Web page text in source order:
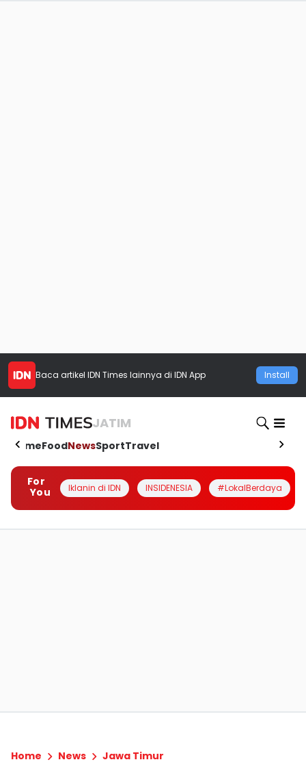
Baca artikel IDN Times lainnya di IDN App Install
JATIM
HomeFoodNewsSportTravel
For
You
Iklanin di IDN INSIDENESIA #LokalBerdaya
Home News Jawa Timur